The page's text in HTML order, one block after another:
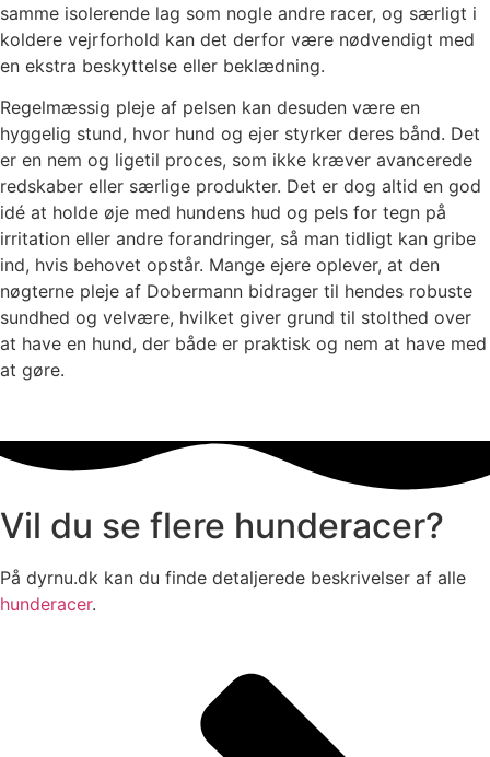
samme isolerende lag som nogle andre racer, og særligt i
koldere vejrforhold kan det derfor være nødvendigt med
en ekstra beskyttelse eller beklædning.
Regelmæssig pleje af pelsen kan desuden være en
hyggelig stund, hvor hund og ejer styrker deres bånd. Det
er en nem og ligetil proces, som ikke kræver avancerede
redskaber eller særlige produkter. Det er dog altid en god
idé at holde øje med hundens hud og pels for tegn på
irritation eller andre forandringer, så man tidligt kan gribe
ind, hvis behovet opstår. Mange ejere oplever, at den
nøgterne pleje af Dobermann bidrager til hendes robuste
sundhed og velvære, hvilket giver grund til stolthed over
at have en hund, der både er praktisk og nem at have med
at gøre.
Vil du se flere hunderacer?
På dyrnu.dk kan du finde detaljerede beskrivelser af alle
hunderacer.